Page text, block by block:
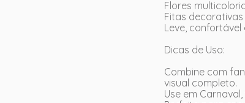
Flores
Fitas
Leve,
Dicas de Uso:
Combine com
visual completo.
Use em